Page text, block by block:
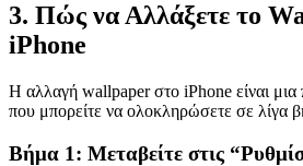
3. Πώς να Αλλάξετε το
iPhone
Η αλλαγή wallpaper στο iPhone είναι μια
που μπορείτε να ολοκληρώσετε σε λίγα
Βήμα 1: Μεταβείτε στις